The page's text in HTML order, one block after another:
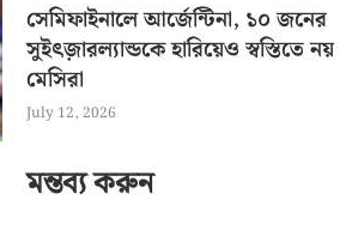
সেমিফাইনালে আর্জেন্টিনা, ১০ জনের
সুইৎজ়ারল্যান্ডকে হারিয়েও স্বস্তিতে নয়
মেসিরা
July 12, 2026
মন্তব্য করুন